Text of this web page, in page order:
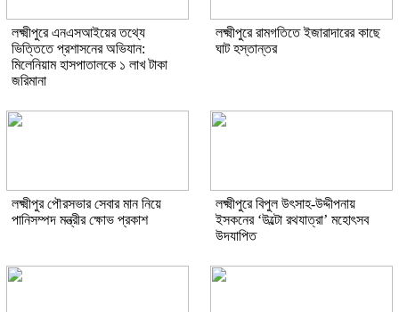
লক্ষ্মীপুরে এনএসআইয়ের তথ্যে
ভিত্তিতে প্রশাসনের অভিযান:
মিলেনিয়াম হাসপাতালকে ১ লাখ টাকা
জরিমানা
লক্ষ্মীপুরে রামগতিতে ইজারাদারের কাছে
ঘাট হস্তান্তর
লক্ষ্মীপুর পৌরসভার সেবার মান নিয়ে
পানিসম্পদ মন্ত্রীর ক্ষোভ প্রকাশ
লক্ষ্মীপুরে বিপুল উৎসাহ-উদ্দীপনায়
ইসকনের ‘উল্টো রথযাত্রা’ মহোৎসব
উদযাপিত